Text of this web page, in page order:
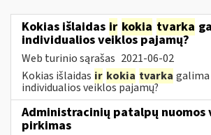
Kokias išlaidas ir kokia tvarka
individualios veiklos pajamų?
Web turinio sąrašas 2021-06-02
Kokias išlaidas ir kokia tvarka
individualios veiklos pajamų?
Administracinių patalpų nuomos
pirkimas